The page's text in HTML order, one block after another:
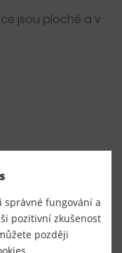
jsou ploché a v
správné fungování a
pozitivní zkušenost
později